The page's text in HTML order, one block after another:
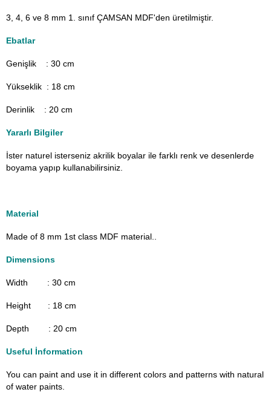
3, 4, 6 ve 8 mm 1. sınıf ÇAMSAN MDF'den üretilmiştir.
Ebatlar
Genişlik : 30 cm
Yükseklik : 18 cm
Derinlik : 20 cm
Yararlı Bilgiler
İster naturel isterseniz akrilik boyalar ile farklı renk ve desenlerde
boyama yapıp kullanabilirsiniz.
Material
Made of 8 mm 1st class MDF material.
Dimensions
Width : 30 cm
Height : 18 cm
Depth : 20 cm
Useful İnformation
You can paint and use it in different colors and patterns with natural
of water paints.